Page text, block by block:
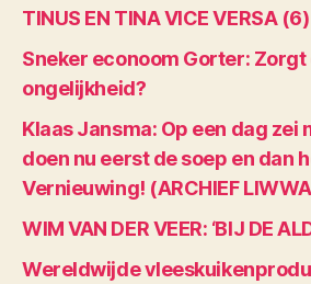
TINUS EN TINA VICE VERSA (6)
Sneker econoom Gorter:
ongelijkheid?
Klaas Jansma: Op een dag zei
doen nu eerst de soep en dan
Vernieuwing! (ARCHIEF
WIM VAN DER VEER: ‘BIJ DE
Wereldwijde